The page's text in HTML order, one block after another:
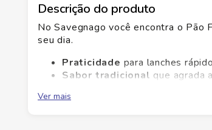
Descrição do produto
No Savegnago você encontra o Pão
seu dia.
Praticidade para lanches
Sabor tradicional que agrada
Ver mais